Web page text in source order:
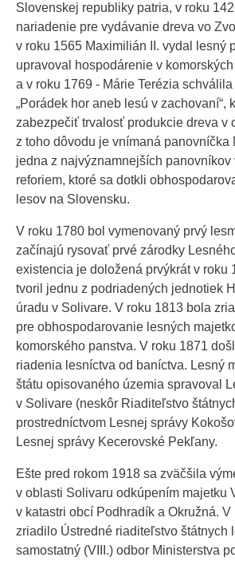
Slovenskej republiky patria, v roku
nariadenie pre vydávanie dreva vo
v roku 1565 Maximilián II. vydal lesný
upravoval hospodárenie v
a v roku 1769 - Márie Terézia
„Porádek hor aneb lesú v zachovaní“,
zabezpečiť trvalosť produkcie dreva v
z toho dôvodu je vnímaná panovníčka
jedna z najvýznamnejších panovníkov
reforiem, ktoré sa dotkli
lesov na Slovensku.
V roku 1780 bol vymenovaný prvý
začínajú rysovať prvé zárodky
existencia je doložená prvýkrát v roku
tvoril jednu z podriadených jednotiek
úradu v Solivare. V roku 1813 bola
pre obhospodarovanie lesných
komorského panstva. V roku 1871
riadenia lesníctva od baníctva. Lesný
štátu opisovaného územia spravoval
v Solivare (neskôr Riaditeľstvo
prostredníctvom Lesnej správy
Lesnej správy Kecerovské Pekľany.
Ešte pred rokom 1918 sa zväčšila
v oblasti Solivaru odkúpením majetku
v katastri obcí Podhradík a Okružná. V
zriadilo Ústredné riaditeľstvo štátnych
samostatný (VIII.) odbor Ministerstva